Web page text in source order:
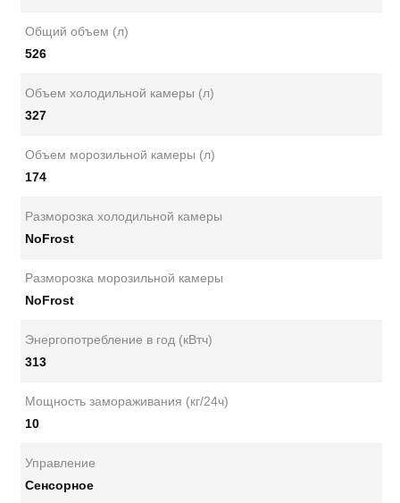
Общий объем (л)
526
Объем холодильной камеры (л)
327
Объем морозильной камеры (л)
174
Разморозка холодильной камеры
NoFrost
Разморозка морозильной камеры
NoFrost
Энергопотребление в год (кВтч)
313
Мощность замораживания (кг/24ч)
10
Управление
Сенсорное